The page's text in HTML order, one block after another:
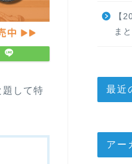
して特
【
ま
最近
アー